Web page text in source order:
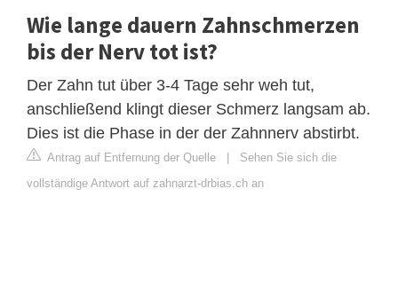
Wie lange dauern Zahnschmerzen
bis der Nerv tot ist?
Der Zahn tut über 3-4 Tage sehr weh tut,
anschließend klingt dieser Schmerz langsam ab.
Dies ist die Phase in der der Zahnnerv abstirbt.
Antrag auf Entfernung der Quelle | Sehen Sie sich die
vollständige Antwort auf zahnarzt-drbias.ch an